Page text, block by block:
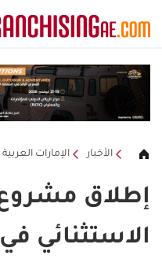
الأخبار الإمارات
إطلاق مشروع
الاستثنائي